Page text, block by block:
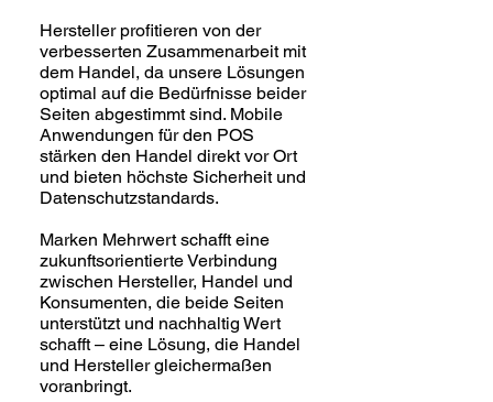
Hersteller profitieren von der
verbesserten Zusammenarbeit mit
dem Handel, da unsere Lösungen
optimal auf die Bedürfnisse beider
Seiten abgestimmt sind. Mobile
Anwendungen für den POS
stärken den Handel direkt vor Ort
und bieten höchste Sicherheit und
Datenschutzstandards.
Marken Mehrwert schafft eine
zukunftsorientierte Verbindung
zwischen Hersteller, Handel und
Konsumenten, die beide Seiten
unterstützt und nachhaltig Wert
schafft – eine Lösung, die Handel
und Hersteller gleichermaßen
voranbringt.